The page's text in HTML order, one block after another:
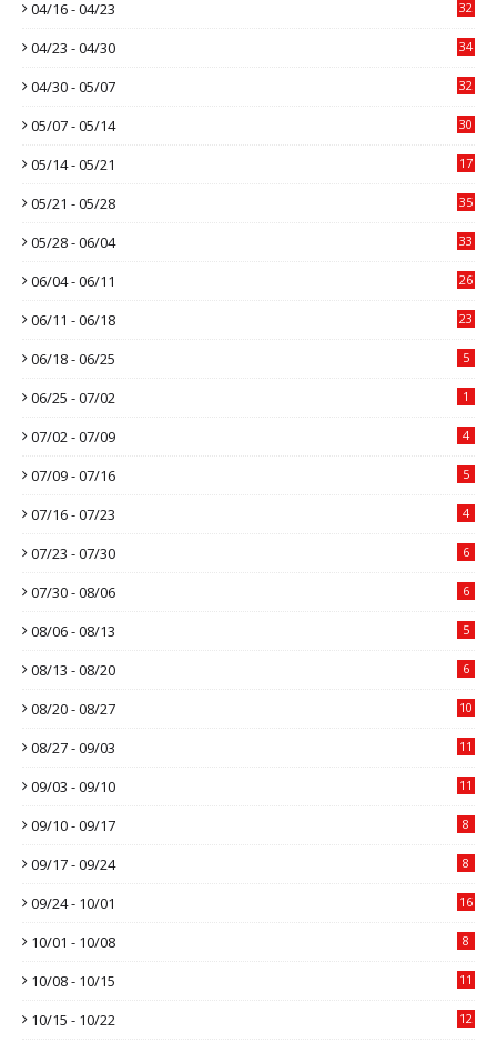
04/16 - 04/23 32
04/23 - 04/30 34
04/30 - 05/07 32
05/07 - 05/14 30
05/14 - 05/21 17
05/21 - 05/28 35
05/28 - 06/04 33
06/04 - 06/11 26
06/11 - 06/18 23
06/18 - 06/25 5
06/25 - 07/02 1
07/02 - 07/09 4
07/09 - 07/16 5
07/16 - 07/23 4
07/23 - 07/30 6
07/30 - 08/06 6
08/06 - 08/13 5
08/13 - 08/20 6
08/20 - 08/27 10
08/27 - 09/03 11
09/03 - 09/10 11
09/10 - 09/17 8
09/17 - 09/24 8
09/24 - 10/01 16
10/01 - 10/08 8
10/08 - 10/15 11
10/15 - 10/22 12